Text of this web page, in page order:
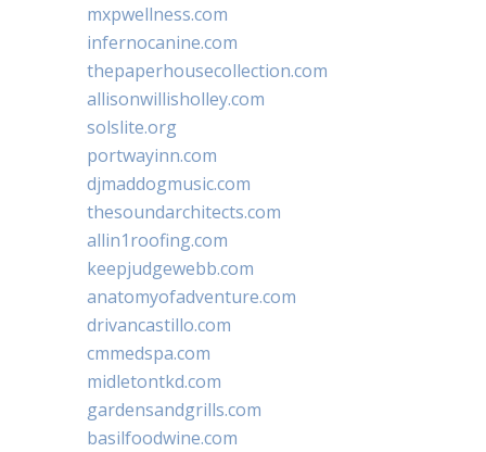
mxpwellness.com
infernocanine.com
thepaperhousecollection.com
allisonwillisholley.com
solslite.org
portwayinn.com
djmaddogmusic.com
thesoundarchitects.com
allin1roofing.com
keepjudgewebb.com
anatomyofadventure.com
drivancastillo.com
cmmedspa.com
midletontkd.com
gardensandgrills.com
basilfoodwine.com